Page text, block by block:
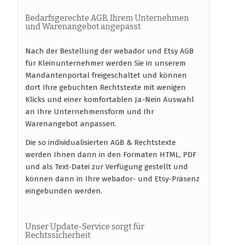
Bedarfsgerechte AGB, Ihrem Unternehmen
und Warenangebot angepasst
Nach der Bestellung der webador und Etsy AGB
für Kleinunternehmer werden Sie in unserem
Mandantenportal freigeschaltet und können
dort Ihre gebuchten Rechtstexte mit wenigen
Klicks und einer komfortablen Ja-Nein Auswahl
an Ihre Unternehmensform und Ihr
Warenangebot anpassen.
Die so individualisierten AGB & Rechtstexte
werden Ihnen dann in den Formaten HTML, PDF
und als Text-Datei zur Verfügung gestellt und
können dann in Ihre webador- und Etsy-Präsenz
eingebunden werden.
Unser Update-Service sorgt für
Rechtssicherheit